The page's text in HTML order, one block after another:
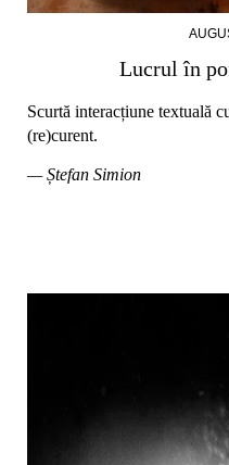
Lucrul în
Scurtă interacțiune textuală
(re)curent.
— Ștefan Simion